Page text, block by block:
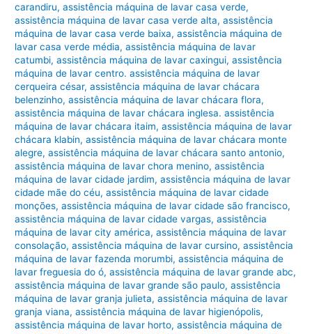
carandiru,assistência máquina de lavar casa verde,
assistência máquina de lavar casa verde alta,assistência
máquina de lavar casa verde baixa,assistência máquina de
lavar casa verde média,assistência máquina de lavar
catumbi,assistência máquina de lavar caxingui,assistência
máquina de lavar centro. assistência máquina de lavar
cerqueira césar,assistência máquina de lavar chácara
belenzinho,assistência máquina de lavar chácara flora,
assistência máquina de lavar chácara inglesa. assistência
máquina de lavar chácara itaim,assistência máquina de lavar
chácara klabin,assistência máquina de lavar chácara monte
alegre,assistência máquina de lavar chácara santo antonio,
assistência máquina de lavar chora menino,assistência
máquina de lavar cidade jardim,assistência máquina de lavar
cidade mãe do céu,assistência máquina de lavar cidade
monções,assistência máquina de lavar cidade são francisco,
assistência máquina de lavar cidade vargas,assistência
máquina de lavar city américa,assistência máquina de lavar
consolação,assistência máquina de lavar cursino,assistência
máquina de lavar fazenda morumbi,assistência máquina de
lavar freguesia do ó,assistência máquina de lavar grande abc,
assistência máquina de lavar grande são paulo,assistência
máquina de lavar granja julieta,assistência máquina de lavar
granja viana,assistência máquina de lavar higienópolis,
assistência máquina de lavar horto,assistência máquina de